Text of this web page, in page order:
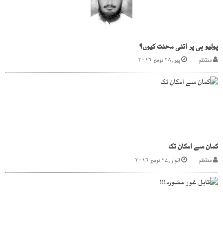
پولیو ہی پر اتنی محنت کیوں؟
منتظم پیر, ۲۸ نومبر ۲۰۱۶
کمان سے امکان تک
منتظم اتوار, ۲۷ نومبر ۲۰۱۶